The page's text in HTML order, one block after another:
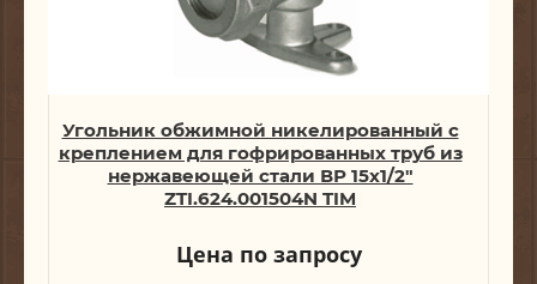
Угольник обжимной никелированный с
креплением для гофрированных труб из
нержавеющей стали ВР 15х1/2"
ZTI.624.001504N TIM
Цена по запросу